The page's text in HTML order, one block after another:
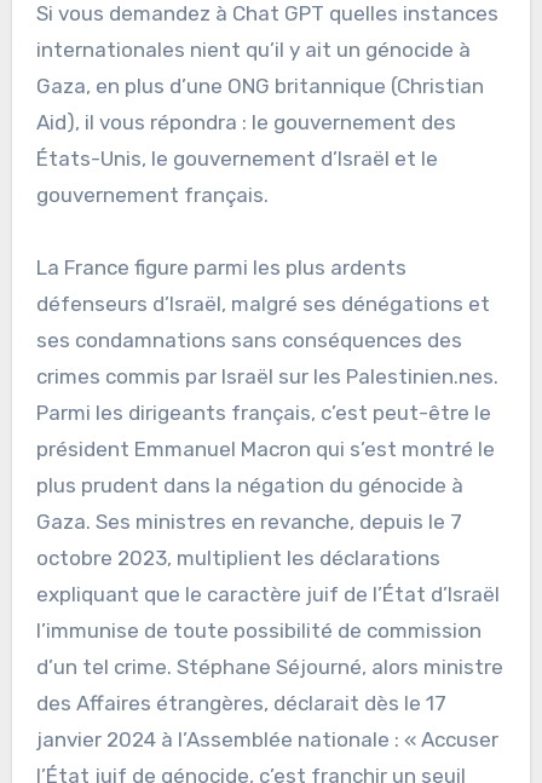
Si vous demandez à Chat GPT quelles instances
internationales nient qu’il y ait un génocide à
Gaza, en plus d’une ONG britannique (Christian
Aid), il vous répondra : le gouvernement des
États-Unis, le gouvernement d’Israël et le
gouvernement français.
La France figure parmi les plus ardents
défenseurs d’Israël, malgré ses dénégations et
ses condamnations sans conséquences des
crimes commis par Israël sur les Palestinien.nes.
Parmi les dirigeants français, c’est peut-être le
président Emmanuel Macron qui s’est montré le
plus prudent dans la négation du génocide à
Gaza. Ses ministres en revanche, depuis le 7
octobre 2023, multiplient les déclarations
expliquant que le caractère juif de l’État d’Israël
l’immunise de toute possibilité de commission
d’un tel crime. Stéphane Séjourné, alors ministre
des Affaires étrangères, déclarait dès le 17
janvier 2024 à l’Assemblée nationale : « Accuser
l’État juif de génocide, c’est franchir un seuil